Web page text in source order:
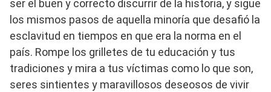
ser el buen y correcto discurrir de la historia, y sigue
los mismos pasos de aquella minoría que desafió la
esclavitud en tiempos en que era la norma en el
país. Rompe los grilletes de tu educación y tus
tradiciones y mira a tus víctimas como lo que son,
seres sintientes y maravillosos deseosos de vivir